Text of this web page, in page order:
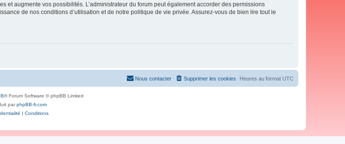
et augmente vos possibilités. L’administrateur du forum peut également accorder des permissions
de nos conditions d’utilisation et de notre politique de vie privée. Assurez-vous de bien lire tout le
Heures au format UTC
Supprimer les cookies
Nous contacter
® Forum Software © phpBB Limited
parphpBB-fr.com
| Conditions